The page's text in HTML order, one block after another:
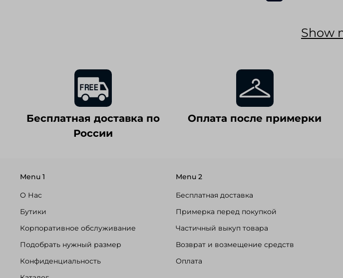
Show
Бесплатная доставка по
России
Оплата после примерки
Menu 1
О Нас
Бутики
Корпоративное обслуживание
Подобрать нужный размер
Конфиденциальность
Menu 2
Бесплатная доставка
Примерка перед покупкой
Частичный выкуп товара
Возврат и возмещение средств
Оплата